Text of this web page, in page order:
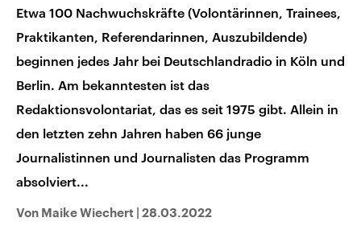
Deutschlandfunk Kultur
Deutschlandfunk Nova
Etwa 100 Nachwuchskräfte (Volontärinnen, Trainees,
Praktikanten, Referendarinnen, Auszubildende)
beginnen jedes Jahr bei Deutschlandradio in Köln und
Berlin. Am bekanntesten ist das
Redaktionsvolontariat, das es seit 1975 gibt. Allein in
den letzten zehn Jahren haben 66 junge
Journalistinnen und Journalisten das Programm
absolviert...
Von Maike Wiechert 28.03.2022